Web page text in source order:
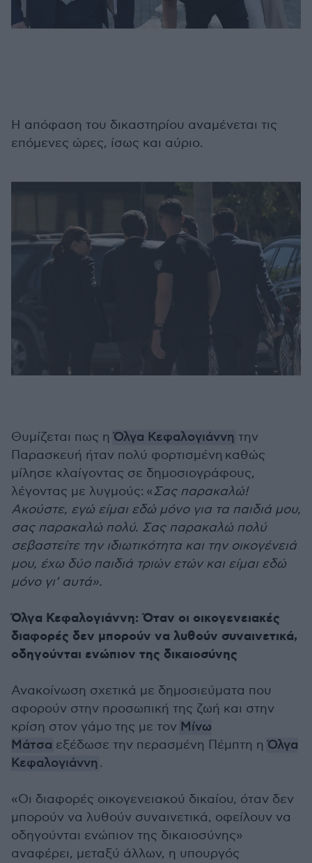
Η απόφαση του δικαστηρίου αναμένεται τις
επόμενες ώρες, ίσως και αύριο.
Θυμίζεται πως η Όλγα Κεφαλογιάννη την
Παρασκευή ήταν πολύ φορτισμένη καθώς
μίλησε κλαίγοντας σε δημοσιογράφους,
λέγοντας με λυγμούς: «Σας παρακαλώ!
Ακούστε, εγώ είμαι εδώ μόνο για τα παιδιά μου,
σας παρακαλώ πολύ. Σας παρακαλώ πολύ
σεβαστείτε την ιδιωτικότητα και την οικογένειά
μου, έχω δύο παιδιά τριών ετών και είμαι εδώ
μόνο γι’ αυτά».
Όλγα Κεφαλογιάννη: Όταν οι οικογενειακές
διαφορές δεν μπορούν να λυθούν συναινετικά,
οδηγούνται ενώπιον της δικαιοσύνης
Ανακοίνωση σχετικά με δημοσιεύματα που
αφορούν στην προσωπική της ζωή και στην
κρίση στον γάμο της με τον Μίνω
Μάτσα εξέδωσε την περασμένη Πέμπτη η Όλγα
Κεφαλογιάννη.
«Οι διαφορές οικογενειακού δικαίου, όταν δεν
μπορούν να λυθούν συναινετικά, οφείλουν να
οδηγούνται ενώπιον της δικαιοσύνης»
αναφέρει, μεταξύ άλλων, η υπουργός